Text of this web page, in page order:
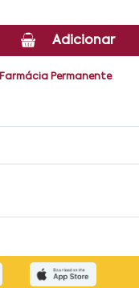
Adicionar
Farmácia Permanente